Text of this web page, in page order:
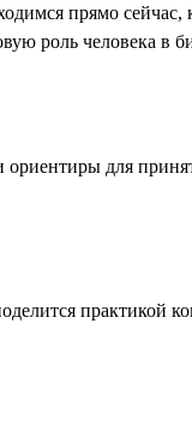
прямо
роль человека в
для
практикой